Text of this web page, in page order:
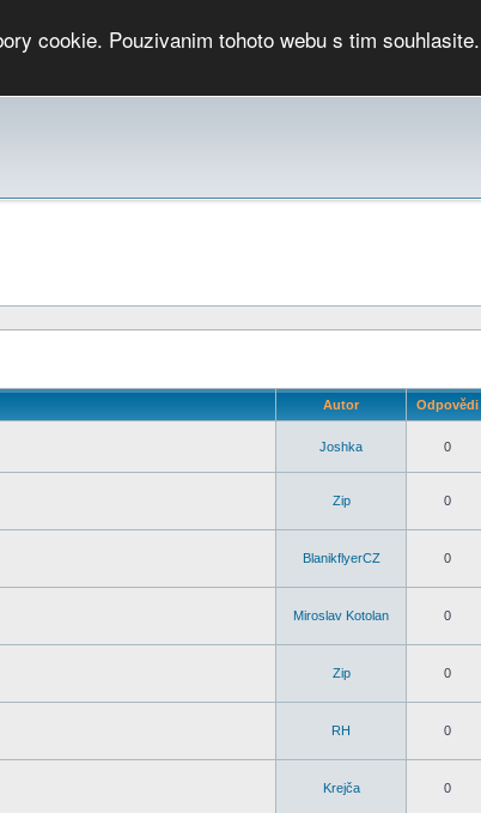
cookie. Pouzivanim tohoto webu s tim souhlasite.
Autor Odpovědi
Joshka 0
Zip 0
BlanikflyerCZ 0
Miroslav Kotolan 0
Zip 0
RH 0
Krejča 0